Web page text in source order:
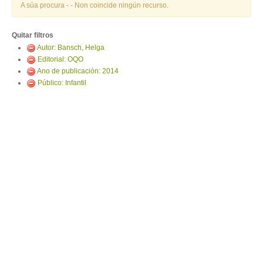
A súa procura - - Non coincide ningún recurso.
Quitar filtros
Autor: Bansch, Helga
Editorial: OQO
Ano de publicación: 2014
Público: Infantil